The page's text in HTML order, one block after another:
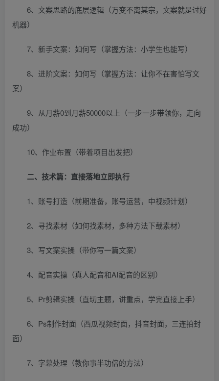
6、文案思路的底层逻辑（万变不离其宗，文案就是讨好
机器）
7、新手文案：如何写（掌握方法：小学生也能写）
8、进阶文案：如何写（掌握方法：让你不在害怕写文
案）
9、从月薪0到月薪50000以上（一步一步带领你，走向
成功）
10、作业布置（带着项目出发把）
二、技术篇：直接落地立即执行
1、账号打造（前期准备，账号运营，中视频计划）
2、寻找素材（如何找素材，多种方法下载素材）
3、写文案实操（带你写一篇文案）
4、配音实操（真人配音和AI配音的区别）
5、Pr剪辑实操（直切主题，讲重点，学完直接上手）
6、Ps制作封面（西瓜视频封面，抖音封面，三连拍封
面）
7、字幕处理（教你事半功倍的方法）